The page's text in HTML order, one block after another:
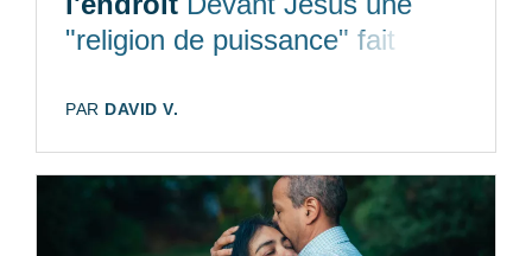
"religion de puissance" fait
AUTEUR:
PAR DAVID V.